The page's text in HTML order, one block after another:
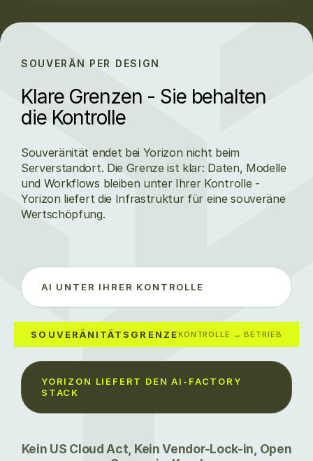
Daten- Sichere Systemanbindung
Wissen- Verlässlicher Unternehmenskontext
Modelle- Private AI unter Kontrolle
Workflows - Orchestrierte Prozessabläufe
AI-Factory Stack aaS - EU-AI Act-Konform
SOUVERÄN PER DESIGN
Klare Grenzen - Sie behalten
die Kontrolle
Souveränität endet bei Yorizon nicht beim
Serverstandort. Die Grenze ist klar: Daten, Modelle
und Workflows bleiben unter Ihrer Kontrolle -
Yorizon liefert die Infrastruktur für eine souveräne
Wertschöpfung.
AI UNTER IHRER KONTROLLE
SOUVERÄNITÄTSGRENZEKONTROLLE ↔ BETRIEB
YORIZON LIEFERT DEN AI-FACTORY
STACK
Kein US Cloud Act, Kein Vendor-Lock-in, Open